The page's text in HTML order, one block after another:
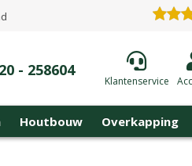
- 258604
Klantenservice
Houtbouw Overkapping